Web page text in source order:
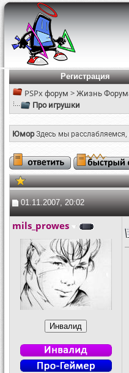
Регистрация
PSPx форум >Жизнь
Про игрушки
ЮморЗдесь мы
01.11.2007, 20:02
mils_prowes